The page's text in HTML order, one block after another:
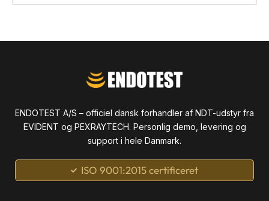
ENDOTEST A/S – officiel dansk forhandler af NDT-udstyr fra
EVIDENT og PEXRAYTECH. Personlig demo, levering og
support i hele Danmark.
ISO 9001:2015 certificeret